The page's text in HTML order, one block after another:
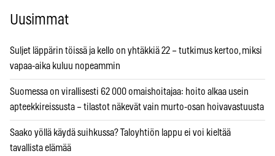
Uusimmat
Suljet läppärin töissä ja kello on yhtäkkiä 22 – tutkimus kertoo, miksi
vapaa-aika kuluu nopeammin
Suomessa on virallisesti 62 000 omaishoitajaa: hoito alkaa usein
apteekkireissusta – tilastot näkevät vain murto-osan hoivavastuusta
Saako yöllä käydä suihkussa? Taloyhtiön lappu ei voi kieltää
tavallista elämää